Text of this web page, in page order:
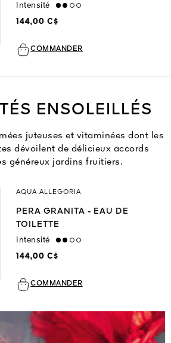
Intensité medium
144,00 C$
COMMANDER
ENSOLEILLÉS
juteuses et vitaminées dont les
dévoilent de délicieux accords
généreux jardins fruitiers.
AQUA ALLEGORIA
PERA GRANITA - EAU DE
TOILETTE
Intensité medium
144,00 C$
COMMANDER